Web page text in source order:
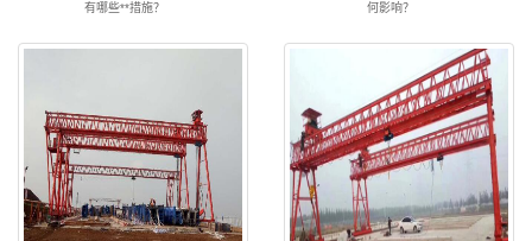
有哪些**措施？
何影响？